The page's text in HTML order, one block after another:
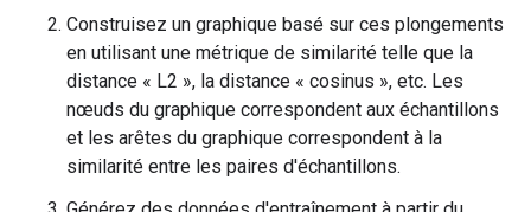
Construisez un graphique basé sur ces plongements
en utilisant une métrique de similarité telle que la
distance « L2 », la distance « cosinus », etc. Les
nœuds du graphique correspondent aux échantillons
et les arêtes du graphique correspondent à la
similarité entre les paires d'échantillons.